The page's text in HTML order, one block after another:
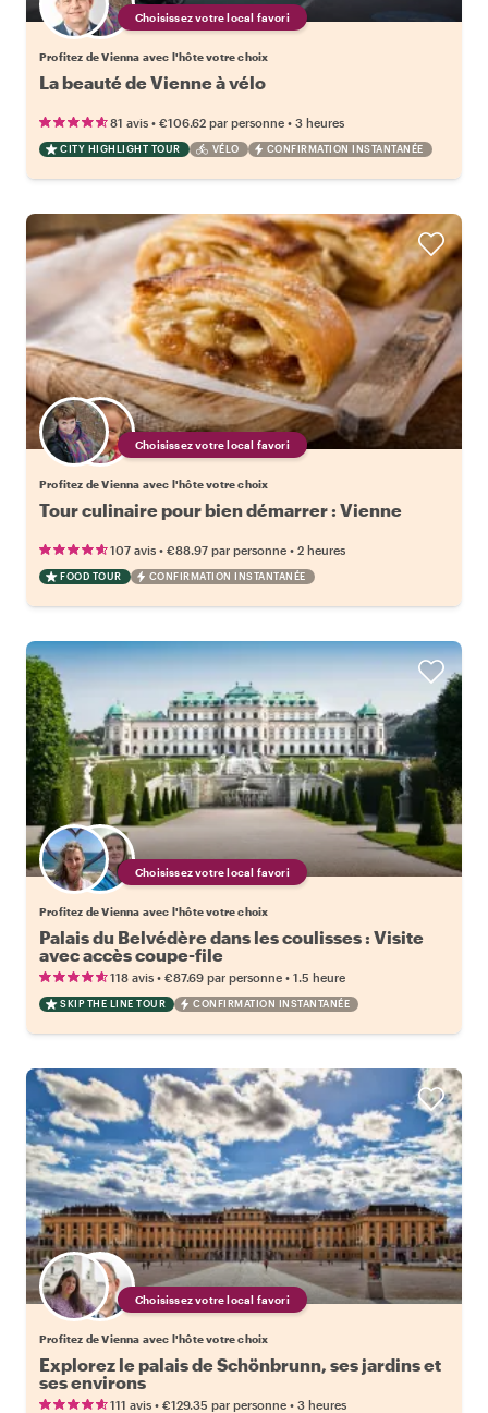
Choisissez votre local favori
Profitez de Vienna avec l'hôte votre choix
La beauté de Vienne à vélo
81 avis • €106.62 par personne • 3 heures
CITY HIGHLIGHT TOUR VÉLO CONFIRMATION INSTANTANÉE
Choisissez votre local favori
Profitez de Vienna avec l'hôte votre choix
Tour culinaire pour bien démarrer : Vienne
107 avis • €88.97 par personne • 2 heures
FOOD TOUR CONFIRMATION INSTANTANÉE
Choisissez votre local favori
Profitez de Vienna avec l'hôte votre choix
Palais du Belvédère dans les coulisses : Visite
avec accès coupe-file
118 avis • €87.69 par personne • 1.5 heure
SKIP THE LINE TOUR CONFIRMATION INSTANTANÉE
Choisissez votre local favori
Profitez de Vienna avec l'hôte votre choix
Explorez le palais de Schönbrunn, ses jardins et
ses environs
111 avis • €129.35 par personne • 3 heures